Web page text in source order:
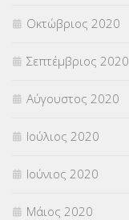
Οκτώβριος 2020
Σεπτέμβριος 2020
Αύγουστος 2020
Ιούλιος 2020
Ιούνιος 2020
Μάιος 2020